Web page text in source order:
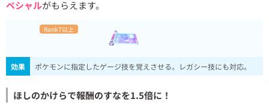
ペシャルがもらえます。
Rank7以上
効果 ポケモンに指定したゲージ技を覚えさせる。レガシー技にも対応。
ほしのかけらで報酬のすなを1.5倍に！